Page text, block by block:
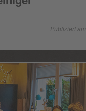
Publiziert am